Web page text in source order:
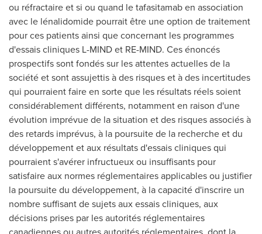
ou réfractaire et si ou quand le tafasitamab en association
avec le lénalidomide pourrait être une option de traitement
pour ces patients ainsi que concernant les programmes
d'essais cliniques L-MIND et RE-MIND. Ces énoncés
prospectifs sont fondés sur les attentes actuelles de la
société et sont assujettis à des risques et à des incertitudes
qui pourraient faire en sorte que les résultats réels soient
considérablement différents, notamment en raison d'une
évolution imprévue de la situation et des risques associés à
des retards imprévus, à la poursuite de la recherche et du
développement et aux résultats d'essais cliniques qui
pourraient s'avérer infructueux ou insuffisants pour
satisfaire aux normes réglementaires applicables ou justifier
la poursuite du développement, à la capacité d'inscrire un
nombre suffisant de sujets aux essais cliniques, aux
décisions prises par les autorités réglementaires